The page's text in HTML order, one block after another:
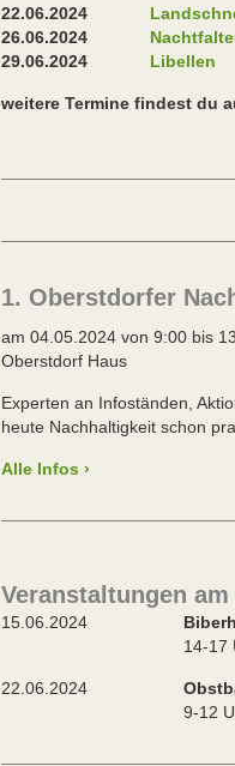
22.06.2024
26.06.2024
29.06.2024
Libellen
weitere Termine findest du
1. Oberstdorfer
am 04.05.2024 von 9:00 bis
Oberstdorf Haus
Experten an Infoständen,
heute Nachhaltigkeit schon
Alle Infos ›
Veranstaltungen
15.06.2024
14-17 Uhr,
22.06.2024
9-12 Uhr,